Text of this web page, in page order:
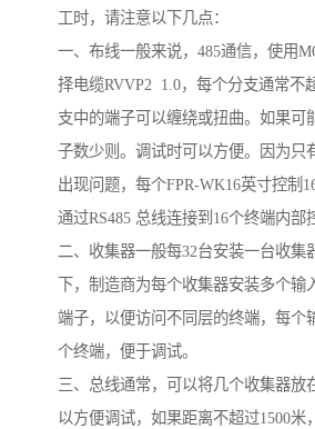
工时，请注意以下几点：
一、布线一般来说，485通信，使用
择电缆RVVP2 1.0，每个分支通常不
支中的端子可以缠绕或扭曲。如果可
子数少则。调试时可以方便。因为只
出现问题，每个FPR-WK16英寸控制
通过RS485 总线连接到16个终端内部
二、收集器一般每32台安装一台收集
下，制造商为每个收集器安装多个输
端子，以便访问不同层的终端，每个
个终端，便于调试。
三、总线通常，可以将几个收集器放
以方便调试，如果距离不超过1500米